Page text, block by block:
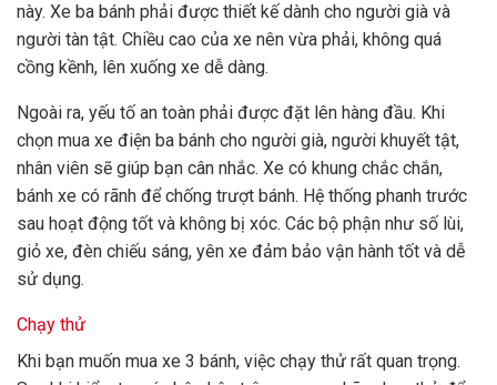
này. Xe ba bánh phải được thiết kế dành cho người già và
người tàn tật. Chiều cao của xe nên vừa phải, không quá
cồng kềnh, lên xuống xe dễ dàng.
Ngoài ra, yếu tố an toàn phải được đặt lên hàng đầu. Khi
chọn mua xe điện ba bánh cho người già, người khuyết tật,
nhân viên sẽ giúp bạn cân nhắc. Xe có khung chắc chắn,
bánh xe có rãnh để chống trượt bánh. Hệ thống phanh trước
sau hoạt động tốt và không bị xóc. Các bộ phận như số lùi,
giỏ xe, đèn chiếu sáng, yên xe đảm bảo vận hành tốt và dễ
sử dụng.
Chạy thử
Khi bạn muốn mua xe 3 bánh, việc chạy thử rất quan trọng.